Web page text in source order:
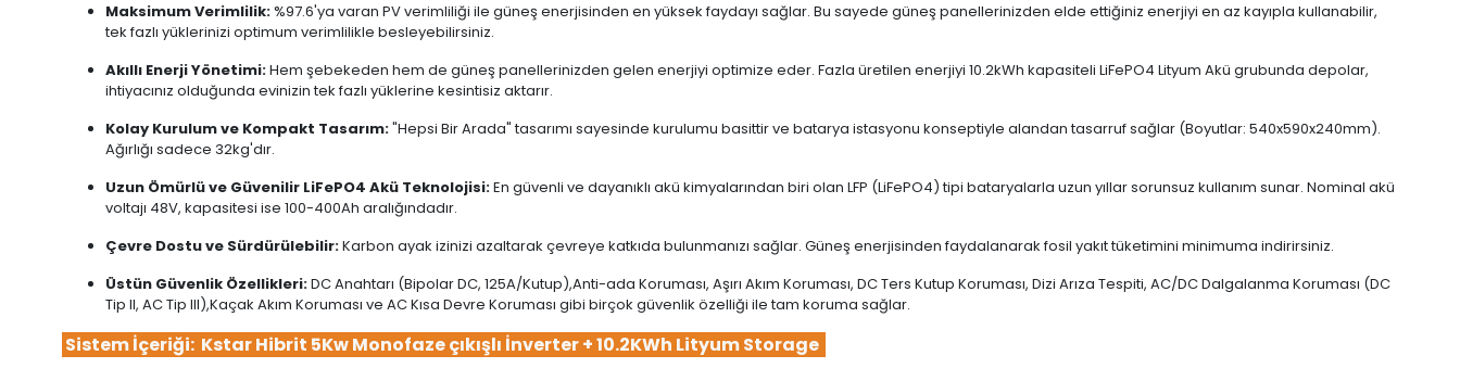
Maksimum Verimlilik: %97.6'ya varan PV verimliliği ile güneş enerjisinden en yüksek faydayı sağlar. Bu sayede güneş panellerinizden elde ettiğiniz enerjiyi en az kayıpla kullanabilir,
tek fazlı yüklerinizi optimum verimlilikle besleyebilirsiniz.
Akıllı Enerji Yönetimi:Hem şebekeden hem de güneş panellerinizden gelen enerjiyi optimize eder. Fazla üretilen enerjiyi 10.2kWh kapasiteli LiFePO4 Lityum Akü grubunda depolar,
ihtiyacınız olduğunda evinizin tek fazlı yüklerine kesintisiz aktarır.
Kolay Kurulum ve Kompakt Tasarım:"Hepsi Bir Arada" tasarımı sayesinde kurulumu basittir ve batarya istasyonu konseptiyle alandan tasarruf sağlar (Boyutlar: 540x590x240mm).
Ağırlığı sadece 32kg'dır.
Uzun Ömürlü ve Güvenilir LiFePO4 Akü Teknolojisi:En güvenli ve dayanıklı akü kimyalarından biri olan LFP (LiFePO4) tipi bataryalarla uzun yıllar sorunsuz kullanım sunar. Nominal akü
voltajı 48V, kapasitesi ise 100-400Ah aralığındadır.
Çevre Dostu ve Sürdürülebilir:Karbon ayak izinizi azaltarak çevreye katkıda bulunmanızı sağlar. Güneş enerjisinden faydalanarak fosil yakıt tüketimini minimuma indirirsiniz.
Üstün Güvenlik Özellikleri:DC Anahtarı (Bipolar DC, 125A/Kutup),Anti-ada Koruması, Aşırı Akım Koruması, DC Ters Kutup Koruması, Dizi Arıza Tespiti, AC/DC Dalgalanma Koruması (DC
Tip II, AC Tip III),Kaçak Akım Koruması ve AC Kısa Devre Koruması gibi birçok güvenlik özelliği ile tam koruma sağlar.
Sistem İçeriği: Kstar Hibrit 5Kw Monofaze çıkışlı İnverter + 10.2KWh Lityum Storage